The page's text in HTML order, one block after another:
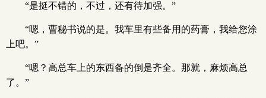
“是挺不错的，不过，还有待加强。”
“嗯，曹秘书说的是。我车里有些备用的药膏，我给您涂
上吧。”
“嗯？高总车上的东西备的倒是齐全。那就，麻烦高总
了。”